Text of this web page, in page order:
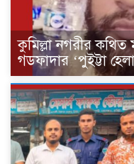
কুমিল্লা নগরীর কথিত
গডফাদার ‘পুইট্টা